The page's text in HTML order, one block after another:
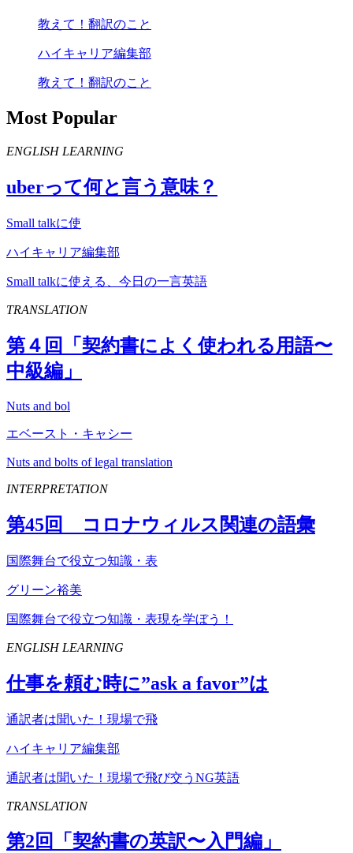
教えて！翻訳のこと
ハイキャリア編集部
教えて！翻訳のこと
Most Popular
ENGLISH LEARNING
uberって何と言う意味？
Small talkに使
ハイキャリア編集部
Small talkに使える、今日の一言英語
TRANSLATION
第４回「契約書によく使われる用語〜
中級編」
Nuts and bol
エベースト・キャシー
Nuts and bolts of legal translation
INTERPRETATION
第45回 コロナウィルス関連の語彙
国際舞台で役立つ知識・表
グリーン裕美
国際舞台で役立つ知識・表現を学ぼう！
ENGLISH LEARNING
仕事を頼む時に”ask a favor”は
通訳者は聞いた！現場で飛
ハイキャリア編集部
通訳者は聞いた！現場で飛び交うNG英語
TRANSLATION
第2回「契約書の英訳〜入門編」